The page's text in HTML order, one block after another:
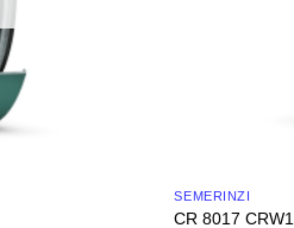
SEMERINZI
CR 8017 CRW1